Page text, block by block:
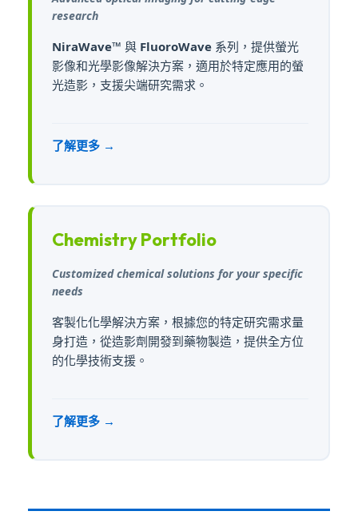
research
NiraWave™ 與 FluoroWave 系列，提供螢光
影像和光學影像解決方案，適用於特定應用的螢
光造影，支援尖端研究需求。
了解更多 →
Chemistry Portfolio
Customized chemical solutions for your specific
needs
客製化化學解決方案，根據您的特定研究需求量
身打造，從造影劑開發到藥物製造，提供全方位
的化學技術支援。
了解更多 →